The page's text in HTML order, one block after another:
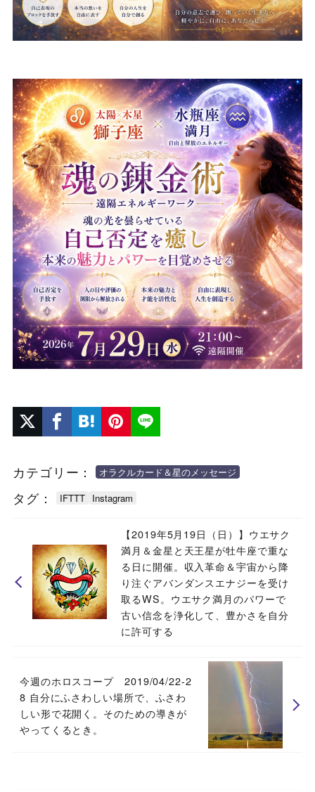
カテゴリー： オラクルカード＆星のメッセージ
タグ： IFTTT Instagram
【2019年5月19日（日）】ウエサク
満月＆金星と天王星が牡牛座で重な
る日に開催。収入革命＆宇宙から降
り注ぐアバンダンスエナジーを受け
取るWS。ウエサク満月のパワーで
古い信念を浄化して、豊かさを自分
に許可する
今週のホロスコープ 2019/04/22-2
8 自分にふさわしい場所で、ふさわ
しい形で花開く。そのための導きが
やってくるとき。